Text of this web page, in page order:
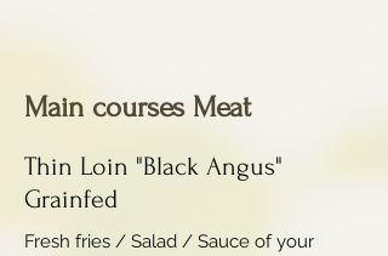
Main courses Meat
Thin Loin "Black Angus"
Grainfed
Fresh fries / Salad / Sauce of your